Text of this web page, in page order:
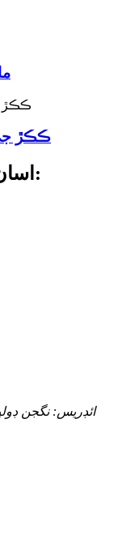
ڪڪڙ
اسان ڏانهن پنهنجو پيغام موڪليو:
ائڊريس: نگجن